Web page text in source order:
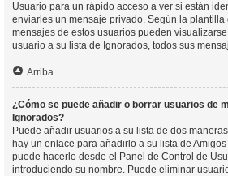
Usuario para un rápido acceso a ver si están
enviarles un mensaje privado. Según la plantilla
mensajes de estos usuarios pueden
usuario a su lista de Ignorados, todos sus
Arriba
¿Cómo se puede añadir o borrar usuarios de
Ignorados?
Puede añadir usuarios a su lista de dos
hay un enlace para añadirlo a su lista de
puede hacerlo desde el Panel de Control de
introduciendo su nombre. Puede eliminar